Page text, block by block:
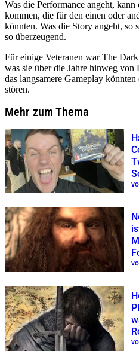
Was die Performance angeht,
kommen, die für den einen oder
könnten. Was die Story angeht, so
so überzeugend.
Für einige Veteranen war The
was sie über die Jahre hinweg
das langsamere Gameplay
stören.
Mehr zum Thema